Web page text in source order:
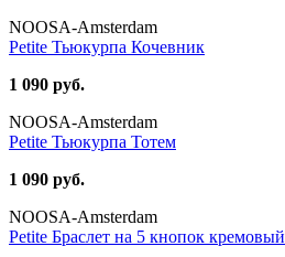
NOOSA-Amsterdam
Petite Тьюкурпа Кочевник
1 090 руб.
NOOSA-Amsterdam
Petite Тьюкурпа Тотем
1 090 руб.
NOOSA-Amsterdam
Petite Браслет на 5 кнопок кремовый